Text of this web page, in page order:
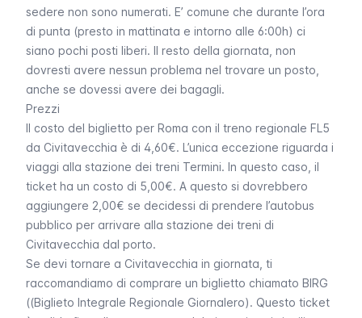
sedere non sono numerati. E’ comune che durante l’ora
di punta (presto in mattinata e intorno alle 6:00h) ci
siano pochi posti liberi. Il resto della giornata, non
dovresti avere nessun problema nel trovare un posto,
anche se dovessi avere dei bagagli.
Prezzi
Il costo del biglietto per Roma con il treno regionale FL5
da Civitavecchia è di 4,60€. L’unica eccezione riguarda i
viaggi alla stazione dei treni Termini. In questo caso, il
ticket ha un costo di 5,00€. A questo si dovrebbero
aggiungere 2,00€ se decidessi di prendere l’autobus
pubblico per arrivare alla stazione dei treni di
Civitavecchia dal porto.
Se devi tornare a Civitavecchia in giornata, ti
raccomandiamo di comprare un biglietto chiamato BIRG
((Biglieto Integrale Regionale Giornalero). Questo ticket